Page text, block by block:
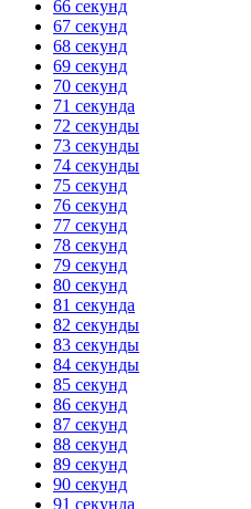
66 секунд
67 секунд
68 секунд
69 секунд
70 секунд
71 секунда
72 секунды
73 секунды
74 секунды
75 секунд
76 секунд
77 секунд
78 секунд
79 секунд
80 секунд
81 секунда
82 секунды
83 секунды
84 секунды
85 секунд
86 секунд
87 секунд
88 секунд
89 секунд
90 секунд
91 секунда